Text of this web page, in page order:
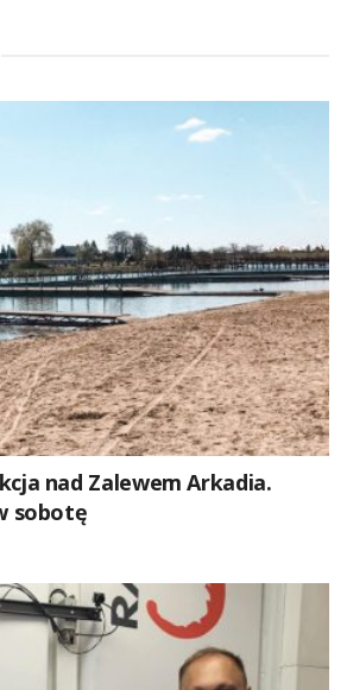
nad Zalewem Arkadia.
sobotę